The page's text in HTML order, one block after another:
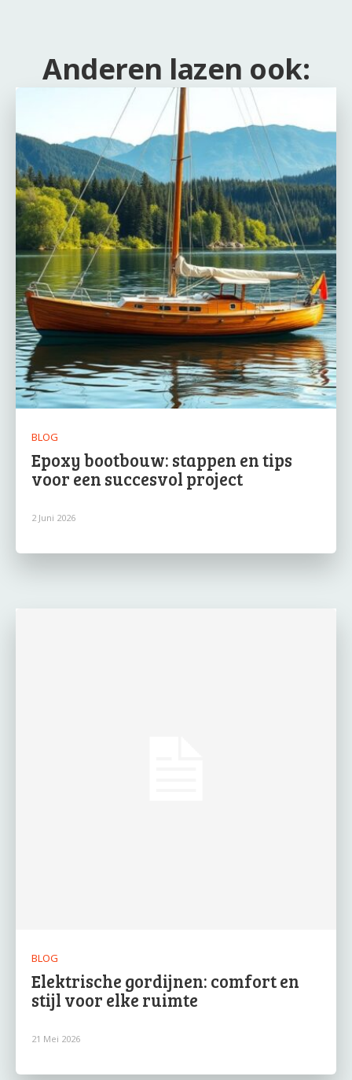
Anderen lazen ook:
BLOG
Epoxy bootbouw: stappen en tips
voor een succesvol project
2 Juni 2026
BLOG
Elektrische gordijnen: comfort en
stijl voor elke ruimte
21 Mei 2026